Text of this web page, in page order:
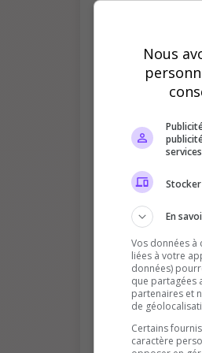
Ce pseudo
attribuer des
Requis
Cette
automatisés
Nous
services
En
Vos données
liées à votre
données)
que partagées
partenaires et
de
Certains
caractère